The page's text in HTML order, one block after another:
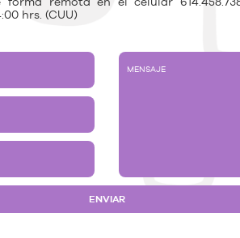
forma remota en el celular
hrs. (CUU)